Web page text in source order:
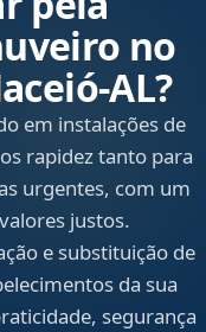
no
em instalações de
rapidez tanto para
urgentes, com um
justos.
e substituição de
da sua
segurança